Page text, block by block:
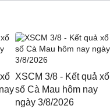
XSCM 3/8 - Kết quả xổ
số Cà Mau hôm nay
ngày 3/8/2026